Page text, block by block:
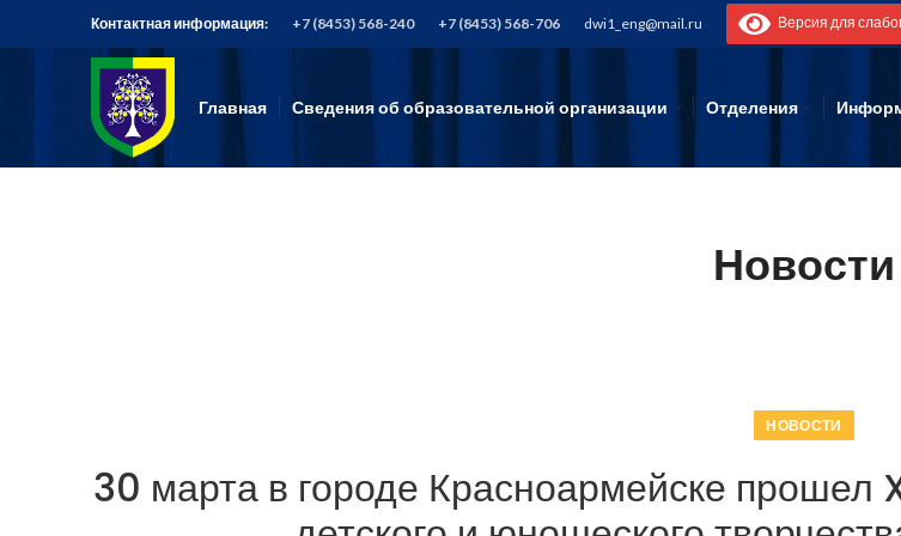
Контактная информация: +7 (8453) 568-240 +7 (8453) 568-706 dwi1_eng@mail.ru Версия для
Главная Сведения об образовательной организации Отделения
Новости
НОВОСТИ
30 марта в городе Красноармейске прошел